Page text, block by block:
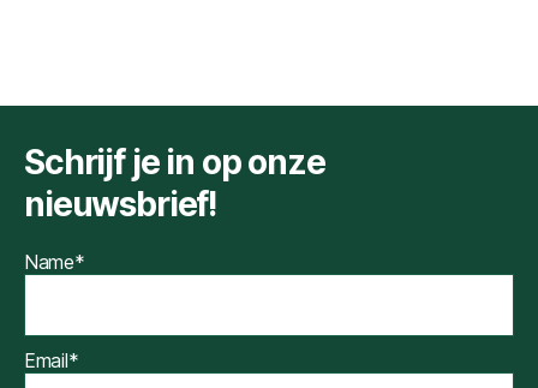
Schrijf je in op onze
nieuwsbrief!
Name*
Email*